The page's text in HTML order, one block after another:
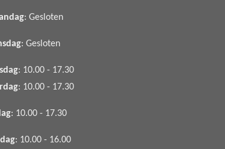
: Gesloten
: Gesloten
: 10.00 - 17.30
: 10.00 - 17.30
: 10.00 - 17.30
: 10.00 - 16.00